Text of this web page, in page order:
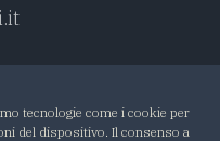
tecnologie come i cookie per
del dispositivo. Il consenso a